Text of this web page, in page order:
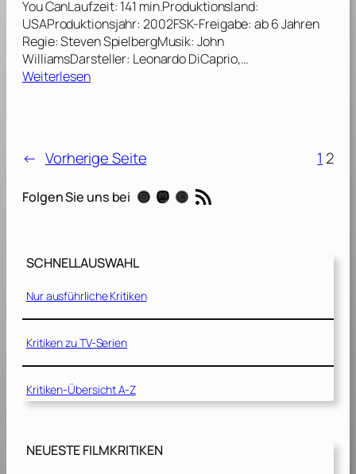
d
e
h
a
l
a
b
u
b
n
d
e
:
h
You CanLaufzeit: 141 min.Produktionsland:
USAProduktionsjahr: 2002FSK-Freigabe: ab 6 Jahren
Regie: Steven SpielbergMusik: John
WilliamsDarsteller: Leonardo DiCaprio,…
Weiterlesen:
h
e
o
C
a
n
[
2
0
0
]
← Vorherige Seite 1 2
Folgen Sie uns bei Instagram Mastodon Threads RSS-Feed
SCHNELLAUSWAHL
Nur ausführliche Kritiken
Kritiken zu TV-Serien
Kritiken-Übersicht A-Z
NEUESTE FILMKRITIKEN